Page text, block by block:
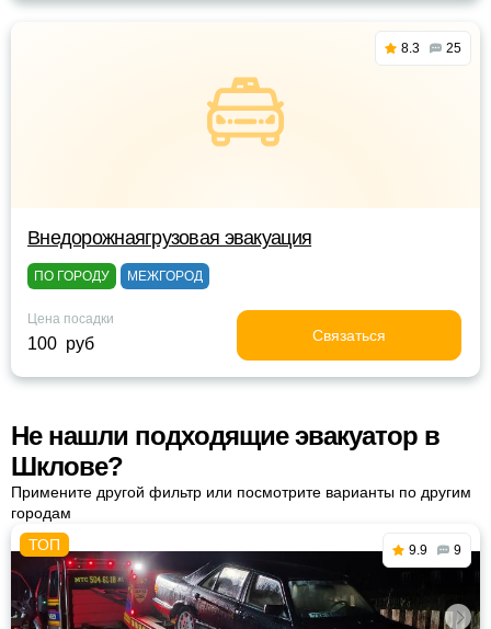
8.3 25
Внедорожнаягрузовая эвакуация
ПО ГОРОДУ МЕЖГОРОД
Цена посадки
100 руб Связаться
Не нашли подходящие эвакуатор в
Шклове?
Примените другой фильтр или посмотрите варианты по другим
городам
9.9 9